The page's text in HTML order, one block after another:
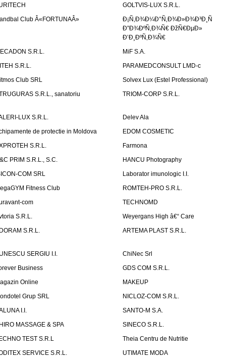
GOLTVIS-LUX S.R.L.
Club Â«FORTUNAÂ»
Ð¡Ñ‚Ð¾Ð¼Ð°Ñ‚Ð¾Ð»Ð¾Ð³Ð¸Ñ
Ð”Ð¾ÐºÑ‚Ð¾Ñ€ ÐžÑ€ÐµÐ»
Ð’Ð¸ÐºÑ‚Ð¾Ñ€
S.R.L.
MiF S.A.
S.R.L.
PARAMEDCONSULT LMD-c
Club SRL
Solvex Lux (Estel Professional)
S.R.L., sanatoriu
TRIOM-CORP S.R.L.
LUX S.R.L.
Delev Ala
de protectie in Moldova
EDOM COSMETIC
S.R.L.
Farmona
PRIM S.R.L., S.C.
HANCU Photography
COM SRL
Laborator imunologic I.I.
Fitness Club
ROMTEH-PRO S.R.L.
com
TECHNOMD
S.R.L.
Weyergans High â€“ Care
S.R.L.
ARTEMA PLAST S.R.L.
SERGIU I.I.
ChiNec Srl
Business
GDS COM S.R.L.
Online
MAKEUP
Grup SRL
NICLOZ-COM S.R.L.
I.I.
SANTO-M S.A.
MASSAGE & SPA
SINECO S.R.L.
TEST S.R.L
Theia Centru de Nutritie
SERVICE S.R.L.
UTIMATE MODA